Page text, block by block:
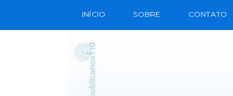
INÍCIO SOBRE CONTATO